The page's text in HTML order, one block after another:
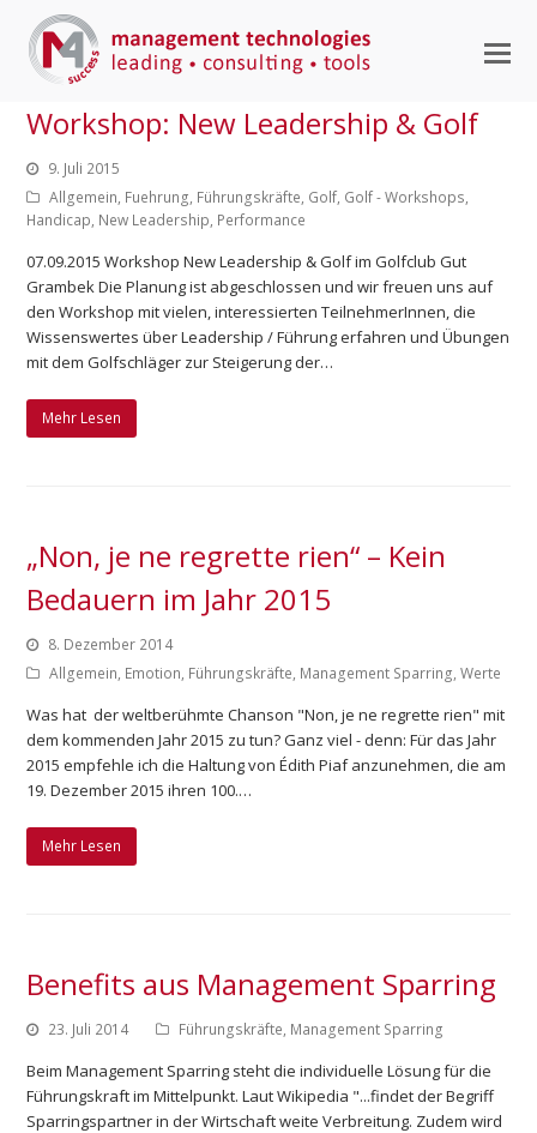
Workshop: New Leadership & Golf
9. Juli 2015
Allgemein, Fuehrung, Führungskräfte, Golf, Golf - Workshops,
Handicap, New Leadership, Performance
07.09.2015 Workshop New Leadership & Golf im Golfclub Gut
Grambek Die Planung ist abgeschlossen und wir freuen uns auf
den Workshop mit vielen, interessierten TeilnehmerInnen, die
Wissenswertes über Leadership / Führung erfahren und Übungen
mit dem Golfschläger zur Steigerung der…
Mehr Lesen
„Non, je ne regrette rien“ – Kein
Bedauern im Jahr 2015
8. Dezember 2014
Allgemein, Emotion, Führungskräfte, Management Sparring, Werte
Was hat der weltberühmte Chanson "Non, je ne regrette rien" mit
dem kommenden Jahr 2015 zu tun? Ganz viel - denn: Für das Jahr
2015 empfehle ich die Haltung von Édith Piaf anzunehmen, die am
19. Dezember 2015 ihren 100.…
Mehr Lesen
Benefits aus Management Sparring
23. Juli 2014 Führungskräfte, Management Sparring
Beim Management Sparring steht die individuelle Lösung für die
Führungskraft im Mittelpunkt. Laut Wikipedia "...findet der Begriff
Sparringspartner in der Wirtschaft weite Verbreitung. Zudem wird